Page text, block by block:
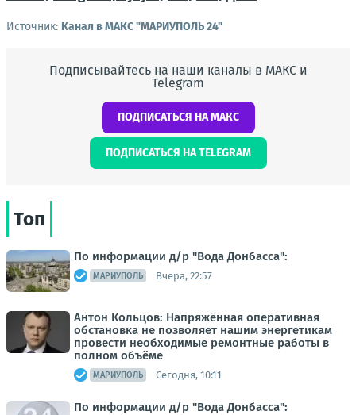
Источник: Канал в МАКС "МАРИУПОЛЬ 24"
Подписывайтесь на наши каналы в МАКС и
Telegram
ПОДПИСАТЬСЯ НА МАКС
ПОДПИСАТЬСЯ НА TELEGRAM
Топ
По информации д/р "Вода Донбасса":
МАРИУПОЛЬ Вчера, 22:57
Антон Кольцов: Напряжённая оперативная
обстановка не позволяет нашим энергетикам
провести необходимые ремонтные работы в
полном объёме
МАРИУПОЛЬ Сегодня, 10:11
По информации д/р "Вода Донбасса":